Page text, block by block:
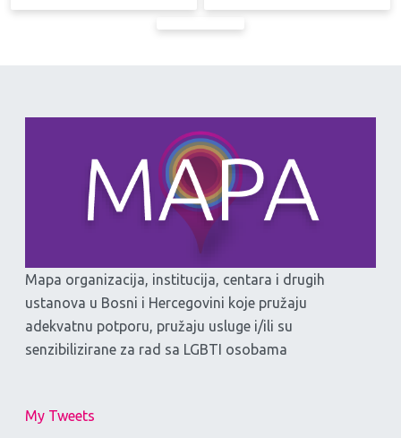
Mapa organizacija, institucija, centara i drugih
ustanova u Bosni i Hercegovini koje pružaju
adekvatnu potporu, pružaju usluge i/ili su
senzibilizirane za rad sa LGBTI osobama
My Tweets